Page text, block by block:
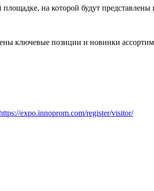
на которой будут представлены
ключевые позиции и новинки
expo.innoprom.com/register/visitor/